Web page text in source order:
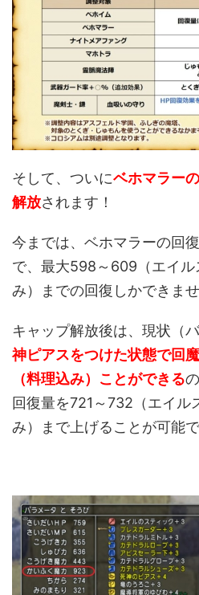
そして、ついにベホマラー
解放されます！
今までは、ベホマラーの回
で、最大598～609（エイル
み）までの回復しかできませ
キャップ解放後は、現状（
神ピアスをつけた状態で回
（料理込み）ことができる
回復量を721～732（エイル
み）まで上げることが可能で